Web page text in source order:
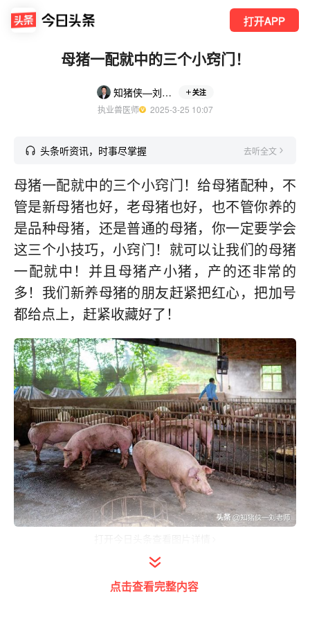
打开APP
母猪一配就中的三个小窍门！
知猪侠—刘老师 关注
执业兽医师
  2025-3-25 10:07
头条听资讯，时事尽掌握 去听全文
母猪一配就中的三个小窍门！给母猪配种，不
管是新母猪也好，老母猪也好，也不管你养的
是品种母猪，还是普通的母猪，你一定要学会
这三个小技巧，小窍门！就可以让我们的母猪
一配就中！并且母猪产小猪，产的还非常的
多！我们新养母猪的朋友赶紧把红心，把加号
都给点上，赶紧收藏好了！
首先，就是母猪配种的时机！断奶后两天三天
点击查看完整内容